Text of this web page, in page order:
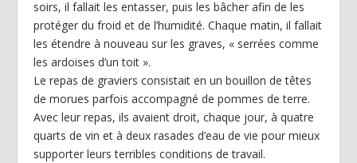
soirs, il fallait les entasser, puis les bâcher afin de les
protéger du froid et de l’humidité. Chaque matin, il fallait
les étendre à nouveau sur les graves, « serrées comme
les ardoises d’un toit ».
Le repas de graviers consistait en un bouillon de têtes
de morues parfois accompagné de pommes de terre.
Avec leur repas, ils avaient droit, chaque jour, à quatre
quarts de vin et à deux rasades d’eau de vie pour mieux
supporter leurs terribles conditions de travail.